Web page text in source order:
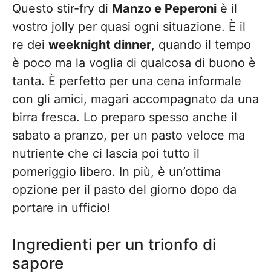
Questo stir-fry di Manzo e Peperoni è il
vostro jolly per quasi ogni situazione. È il
re dei weeknight dinner, quando il tempo
è poco ma la voglia di qualcosa di buono è
tanta. È perfetto per una cena informale
con gli amici, magari accompagnato da una
birra fresca. Lo preparo spesso anche il
sabato a pranzo, per un pasto veloce ma
nutriente che ci lascia poi tutto il
pomeriggio libero. In più, è un’ottima
opzione per il pasto del giorno dopo da
portare in ufficio!
Ingredienti per un trionfo di
sapore